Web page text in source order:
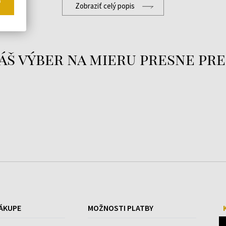
Zobraziť celý popis
výber na mieru presne pre
MOŽNOSTI PLATBY